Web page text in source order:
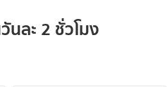
นละ 2 ชั่วโมง